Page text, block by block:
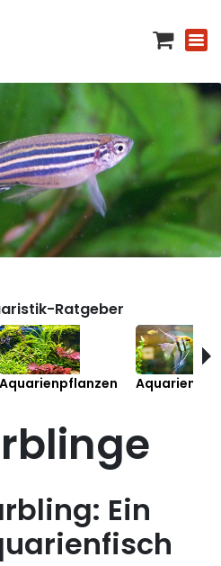
Ratgeber
Aquarienpflanzen
Ein